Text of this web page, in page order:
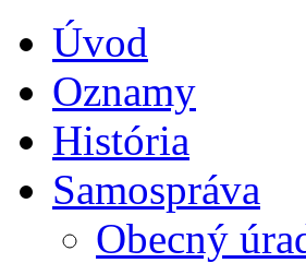
Úvod
Oznamy
História
Samospráva
Obecný